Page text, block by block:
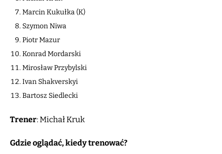
Marcin Kukułka (K)
Szymon Niwa
Piotr Mazur
Konrad Mordarski
Mirosław Przybylski
Ivan Shakverskyi
Bartosz Siedlecki
Trener: Michał Kruk
Gdzie oglądać, kiedy trenować?